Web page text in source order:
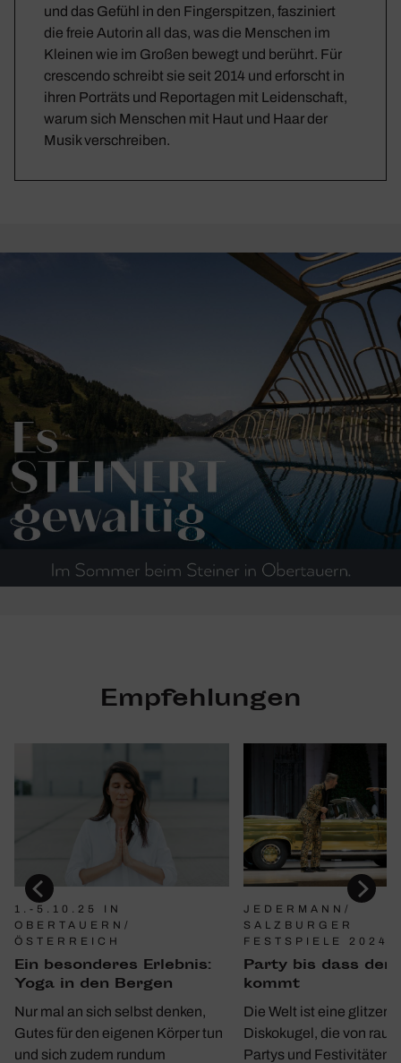
und das Gefühl in den Fingerspitzen, fasziniert
die freie Autorin all das, was die Menschen im
Kleinen wie im Großen bewegt und berührt. Für
crescendo schreibt sie seit 2014 und erforscht in
ihren Porträts und Reportagen mit Leidenschaft,
warum sich Menschen mit Haut und Haar der
Musik verschreiben.
Empfehlungen
1.-5.10.25 IN
OBERTAUERN/
ÖSTERREICH
Ein beson­deres Erlebnis:
Yoga in den Bergen
Nur mal an sich selbst denken,
Gutes für den eigenen Körper tun
und sich zudem rundum
JEDERMANN/
SALZBURGER
FESTSPIELE 2024
Party bis dass der
kommt
Die Welt ist eine
Diskokugel, die von
Partys und Festivitäten